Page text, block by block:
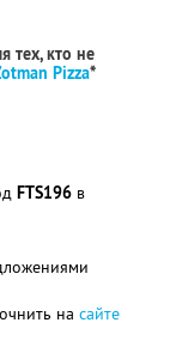
тех, кто не
Pizza*
FTS196 в
на сайте